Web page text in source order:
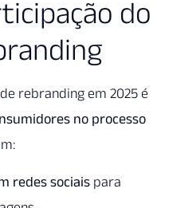
do
rebranding em 2025 é
no processo
redes sociais para